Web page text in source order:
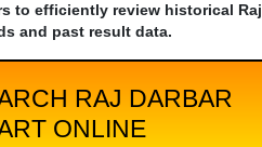
to efficiently review historical Raj
and past result data.
RAJ DARBAR
ONLINE